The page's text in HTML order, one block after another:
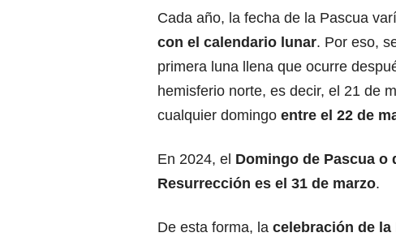
Cada año, la fecha de la Pascua
con el calendario lunar. Por eso,
primera luna llena que ocurre
hemisferio norte, es decir, el 21 de
cualquier domingo entre el 22 de
En 2024, el Domingo de Pascua o
Resurrección es el 31 de marzo.
De esta forma, la celebración de la